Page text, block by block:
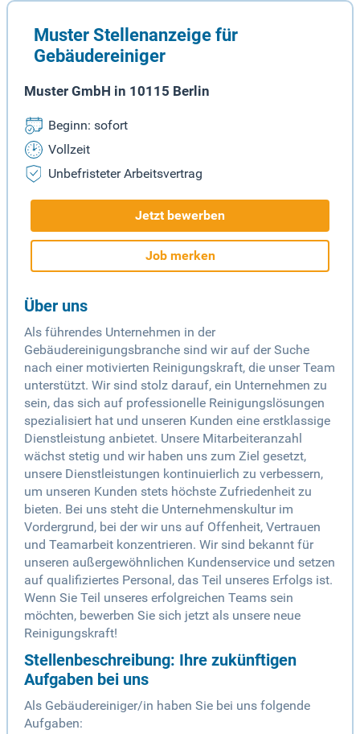
Muster Stellenanzeige für
Gebäudereiniger
Muster GmbH in 10115 Berlin
Beginn: sofort
Vollzeit
Unbefristeter Arbeitsvertrag
Jetzt bewerben
Job merken
Über uns
Als führendes Unternehmen in der
Gebäudereinigungsbranche sind wir auf der Suche
nach einer motivierten Reinigungskraft, die unser Team
unterstützt. Wir sind stolz darauf, ein Unternehmen zu
sein, das sich auf professionelle Reinigungslösungen
spezialisiert hat und unseren Kunden eine erstklassige
Dienstleistung anbietet. Unsere Mitarbeiteranzahl
wächst stetig und wir haben uns zum Ziel gesetzt,
unsere Dienstleistungen kontinuierlich zu verbessern,
um unseren Kunden stets höchste Zufriedenheit zu
bieten. Bei uns steht die Unternehmenskultur im
Vordergrund, bei der wir uns auf Offenheit, Vertrauen
und Teamarbeit konzentrieren. Wir sind bekannt für
unseren außergewöhnlichen Kundenservice und setzen
auf qualifiziertes Personal, das Teil unseres Erfolgs ist.
Wenn Sie Teil unseres erfolgreichen Teams sein
möchten, bewerben Sie sich jetzt als unsere neue
Reinigungskraft!
Stellenbeschreibung: Ihre zukünftigen
Aufgaben bei uns
Als Gebäudereiniger/in haben Sie bei uns folgende
Aufgaben: